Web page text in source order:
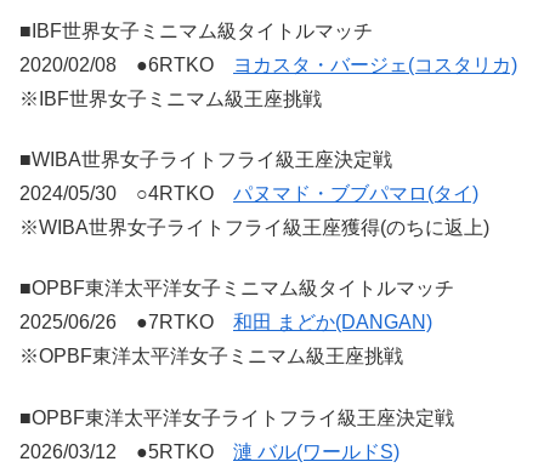
■IBF世界女子ミニマム級タイトルマッチ
2020/02/08 ●6RTKO
ヨカスタ・バージェ(コスタリカ)
※IBF世界女子ミニマム級王座挑戦
■WIBA世界女子ライトフライ級王座決定戦
2024/05/30 ○4RTKO パヌマド・ブブパマロ(タイ)
※WIBA世界女子ライトフライ級王座獲得(のちに返上)
■OPBF東洋太平洋女子ミニマム級タイトルマッチ
2025/06/26 ●7RTKO 和田 まどか(DANGAN)
※OPBF東洋太平洋女子ミニマム級王座挑戦
■OPBF東洋太平洋女子ライトフライ級王座決定戦
2026/03/12 ●5RTKO 漣 バル(ワールドS)